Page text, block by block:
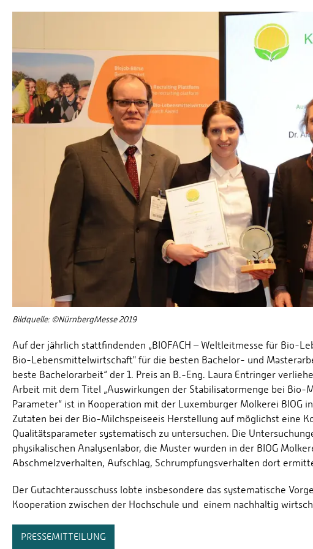
Bildquelle: ©NürnbergMesse 2019
Auf der jährlich stattfindenden „BIOFACH – Weltleitmesse für Bio-
Bio-Lebensmittelwirtschaft" für die besten Bachelor- und
beste Bachelorarbeit“ der 1. Preis an B.-Eng. Laura Entringer
Arbeit mit dem Titel „Auswirkungen der Stabilisatormenge bei Bio-
Parameter“ ist in Kooperation mit der Luxemburger Molkerei BIOG
Zutaten bei der Bio-Milchspeiseeis Herstellung auf möglichst eine
Qualitätsparameter systematisch zu untersuchen. Die
physikalischen Analysenlabor, die Muster wurden in der BIOG
Abschmelzverhalten, Aufschlag, Schrumpfungsverhalten dort
Der Gutachterausschuss lobte insbesondere das systematische
Kooperation zwischen der Hochschule und einem nachhaltig
PRESSEMITTEILUNG